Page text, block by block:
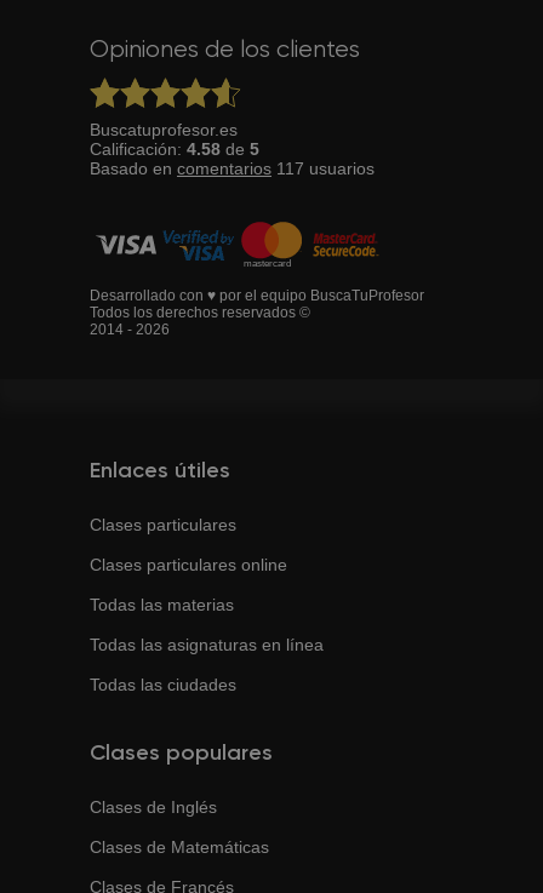
Opiniones de los clientes
Buscatuprofesor.es
Calificación: 4.58 de 5
Basado en comentarios 117 usuarios
Desarrollado con ♥ por el equipo BuscaTuProfesor
Todos los derechos reservados ©
2014 - 2026
Enlaces útiles
Clases particulares
Clases particulares online
Todas las materias
Todas las asignaturas en línea
Todas las ciudades
Clases populares
Clases de Inglés
Clases de Matemáticas
Clases de Francés